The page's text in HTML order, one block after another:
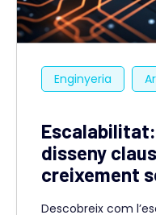
Enginyeria
disseny
creixement
Descobreix com